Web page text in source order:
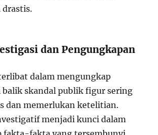
drastis.
dan Pengungkapan
dalam mengungkap
balik skandal publik figur sering
dan memerlukan ketelitian.
menjadi kunci dalam